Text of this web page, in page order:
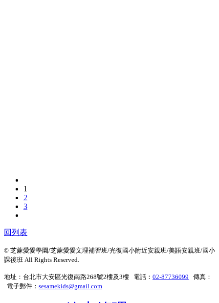
1
2
3
回列表
© 芝蔴愛愛學園/芝蔴愛愛文理補習班/光復國小附近安親班/美語安親班/國小
課後班 All Rights Reserved.
地址：台北市大安區光復南路268號2樓及3樓 電話： 02-87736099 傳真：
電子郵件： sesamekids@gmail.com